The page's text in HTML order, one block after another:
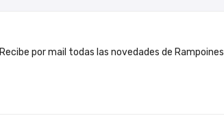
Recibe por mail todas las novedades de Rampoines